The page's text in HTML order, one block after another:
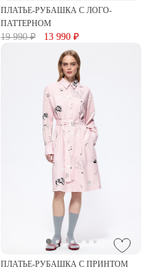
ПЛАТЬЕ-РУБАШКА С ЛОГО-
ПАТТЕРНОМ
19 990 ₽ 13 990 ₽
ПЛАТЬЕ-РУБАШКА С ПРИНТОМ